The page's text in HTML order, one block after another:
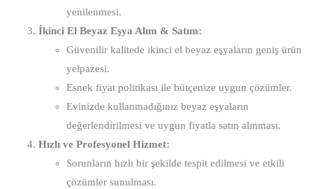
yenilenmesi.
İkinci El Beyaz Eşya Alım & Satım:
Güvenilir kalitede ikinci el beyaz eşyaların geniş ürün
yelpazesi.
Esnek fiyat politikası ile bütçenize uygun çözümler.
Evinizde kullanmadığınız beyaz eşyaların
değerlendirilmesi ve uygun fiyatla satın alınması.
Hızlı ve Profesyonel Hizmet:
Sorunların hızlı bir şekilde tespit edilmesi ve etkili
çözümler sunulması.